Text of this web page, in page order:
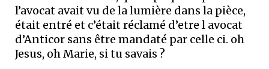
l’avocat avait vu de la lumière dans la pièce,
était entré et c’était réclamé d’etre l avocat
d’Anticor sans être mandaté par celle ci. oh
Jesus, oh Marie, si tu savais ?